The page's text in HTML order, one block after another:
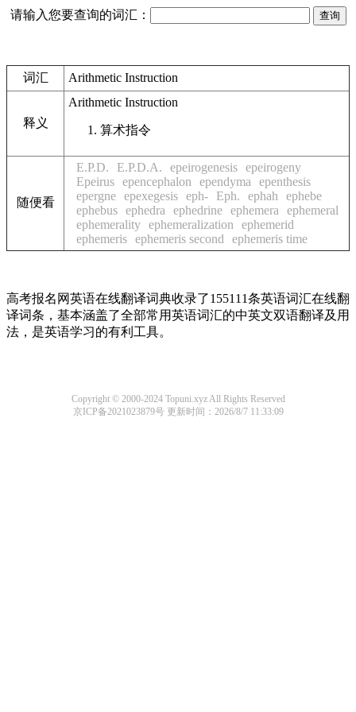
请输入您要查询的词汇：
词汇 Arithmetic Instruction
释义
Arithmetic Instruction
算术指令
随便看
E.P.D. E.P.D.A. epeirogenesis epeirogeny
Epeirus epencephalon ependyma
epenthesis
epergne epexegesis eph- Eph. ephah
ephebe
ephebus ephedra ephedrine ephemera
ephemeral
ephemerality ephemeralization
ephemerid
ephemeris ephemeris second ephemeris time
高考报名网英语在线翻译词典收录了155111条英语词汇在线翻
译词条，基本涵盖了全部常用英语词汇的中英文双语翻译及用
法，是英语学习的有利工具。
Copyright © 2000-2024 Topuni.xyz All Rights Reserved
京ICP备2021023879号更新时间：2026/8/7 11:33:09